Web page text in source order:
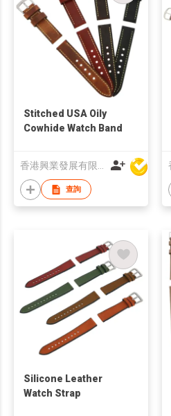
Stitched USA Oily
Cowhide Watch Band
查詢
Silicone Leather
Watch Strap